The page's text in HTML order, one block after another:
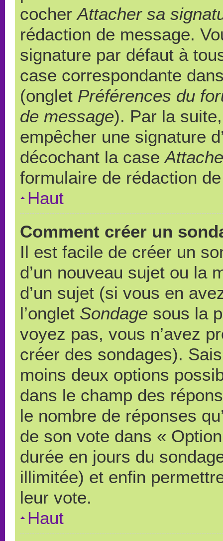
cocherAttacher sa
rédaction de message.
signature par défaut à
case correspondante
(onglet Préférences du
de message). Par la
empêcher une signature
décochant la case
formulaire de rédaction
Haut
Comment créer un
Il est facile de créer un
d’un nouveau sujet ou la
d’un sujet (si vous en
l’onglet Sondage sous la
voyez pas, vous n’avez
créer des sondages).
moins deux options
dans le champ des
le nombre de réponses
de son vote dans «
durée en jours du
illimitée) et enfin
leur vote.
Haut